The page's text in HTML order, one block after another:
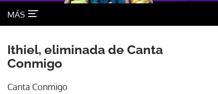
MÁS
Ithiel, eliminada de Canta
Conmigo
Canta Conmigo